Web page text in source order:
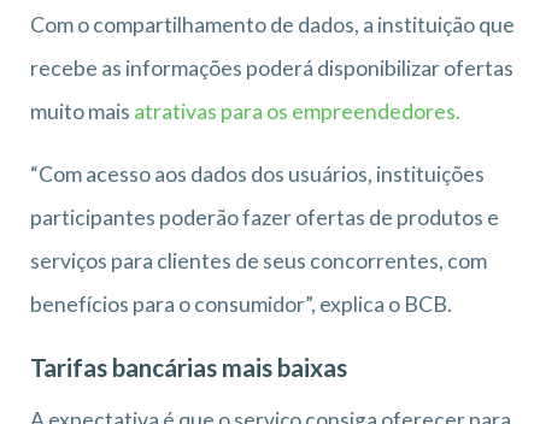
Com o compartilhamento de dados, a instituição que
recebe as informações poderá disponibilizar ofertas
muito mais atrativas para os empreendedores.
“Com acesso aos dados dos usuários, instituições
participantes poderão fazer ofertas de produtos e
serviços para clientes de seus concorrentes, com
benefícios para o consumidor”, explica o BCB.
Tarifas bancárias mais baixas